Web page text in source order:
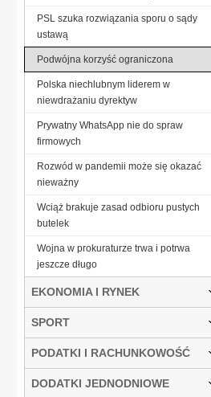
PSL szuka rozwiązania sporu o sądy
ustawą
Podwójna korzyść ograniczona
Polska niechlubnym liderem w
niewdrażaniu dyrektyw
Prywatny WhatsApp nie do spraw
firmowych
Rozwód w pandemii może się okazać
nieważny
Wciąż brakuje zasad odbioru pustych
butelek
Wojna w prokuraturze trwa i potrwa
jeszcze długo
EKONOMIA I RYNEK
SPORT
PODATKI I RACHUNKOWOŚĆ
DODATKI JEDNODNIOWE